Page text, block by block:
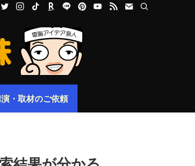
・取材のご依頼